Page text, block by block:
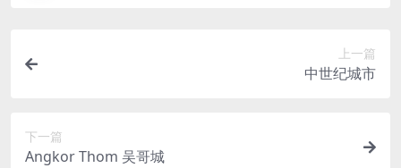
上一篇
中世纪城市
下一篇
Angkor Thom 吴哥城